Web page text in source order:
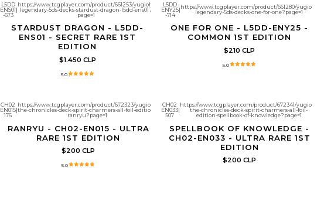
L5DD
ENS01
-673
|
https://www.tcgplayer.com/product/661253/yugioh-
legendary-5ds-decks-stardust-dragon-l5dd-ens01?
page=1
STARDUST DRAGON - L5DD-
ENS01 - SECRET RARE 1ST
EDITION
$1.450 CLP
5.0
L5DD
ENY25
-714
|https://www.tcgplayer.com/product/661280/yugioh-
legendary-5ds-decks-one-for-one?page=1
ONE FOR ONE - L5DD-ENY25 -
COMMON 1ST EDITION
$210 CLP
5.0
CH02
EN015
176
|
https://www.tcgplayer.com/product/672323/yugioh-
the-chronicles-deck-spirit-charmers-all-foil-edition-
ranryu?page=1
RANRYU - CH02-EN015 - ULTRA
RARE 1ST EDITION
$200 CLP
5.0
CH02
EN033
507
|
https://www.tcgplayer.com/product/672341/yugioh-
the-chronicles-deck-spirit-charmers-all-foil-
edition-spellbook-of-knowledge?page=1
SPELLBOOK OF KNOWLEDGE -
CH02-EN033 - ULTRA RARE 1ST
EDITION
$200 CLP